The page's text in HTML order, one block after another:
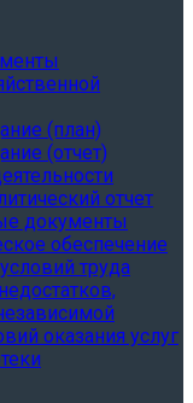
(план)
(отчет)
отчет
документы
обеспечение
труда
оказания услуг